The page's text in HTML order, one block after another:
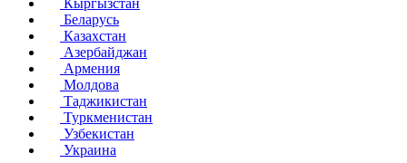
Кыргызстан
Беларусь
Казахстан
Азербайджан
Армения
Молдова
Таджикистан
Туркменистан
Узбекистан
Украина